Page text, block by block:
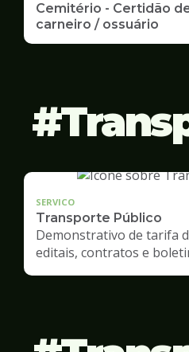
Cemitério - Certidão
carneiro / ossuário
SERVICO
Transporte Público
Demonstrativo de tarifa
editais, contratos e